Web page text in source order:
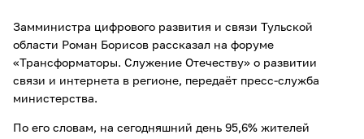
Замминистра цифрового развития и связи Тульской
области Роман Борисов рассказал на форуме
«Трансформаторы. Служение Отечеству» о развитии
связи и интернета в регионе, передаёт пресс-служба
министерства.
По его словам, на сегодняшний день 95,6% жителей